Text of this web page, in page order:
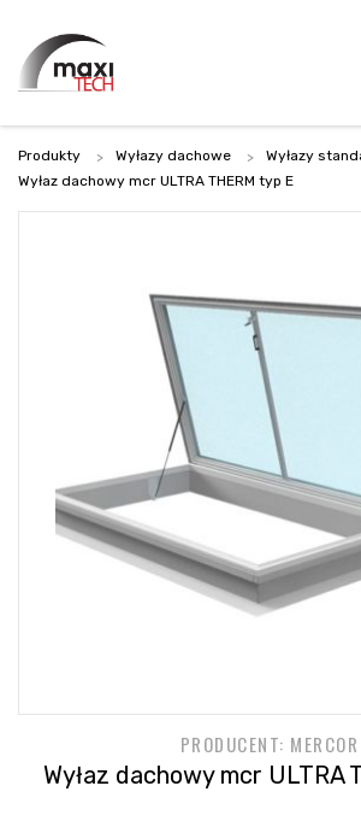
Produkty Wyłazy dachowe
Wyłazy
Wyłaz dachowy mcr ULTRA THERM typ E
PRODUCENT: MERCOR
Wyłaz dachowy mcr ULTRA